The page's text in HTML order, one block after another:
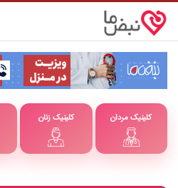
کلینیک زنان کلینیک مردان